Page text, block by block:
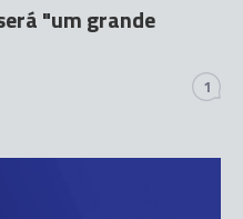
"um grande
1